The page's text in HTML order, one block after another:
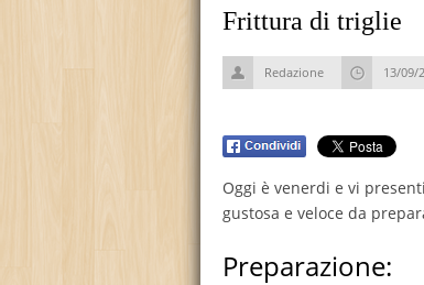
Frittura di triglie
Redazione 13/09/
Oggi è venerdi e vi
gustosa e veloce da
Preparazione: